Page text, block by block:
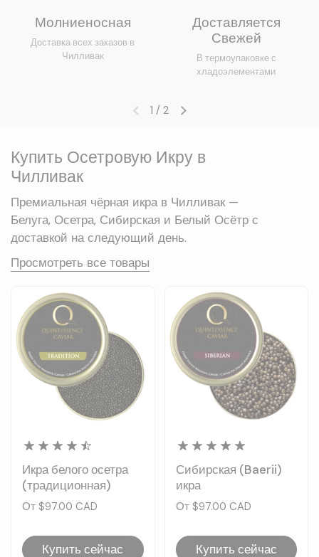
Молниеносная
Доставка всех заказов в
Чилливак
Доставляется
Свежей
В термоупаковке с
хладоэлементами
Предыдущий слайдСледующий слайд
1 / 2
Купить Осетровую Икру в
Чилливак
Премиальная чёрная икра в Чилливак —
Белуга, Осетра, Сибирская и Белый Осётр с
доставкой на следующий день.
Просмотреть все товары
Икра белого осетра
(традиционная)
Цена:
От $97.00 CAD
Купить сейчас
Сибирская (Baerii)
икра
Цена:
От $97.00 CAD
Купить сейчас